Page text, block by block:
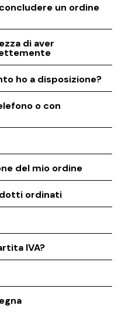
un ordine
di aver
ho a disposizione?
o con
del mio ordine
ordinati
IVA?